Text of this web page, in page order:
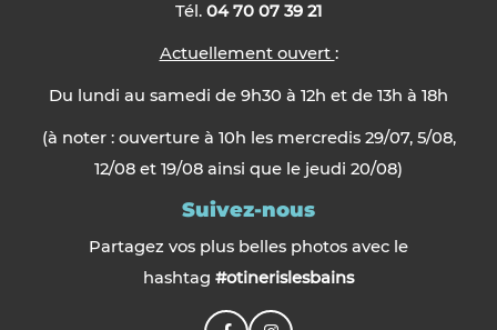
Tél. 04 70 07 39 21
Actuellement ouvert :
Du lundi au samedi de 9h30 à 12h et de 13h à 18h
(à noter : ouverture à 10h les mercredis 29/07, 5/08,
12/08 et 19/08 ainsi que le jeudi 20/08)
Suivez-nous
Partagez vos plus belles photos avec le
hashtag #otinerislesbains